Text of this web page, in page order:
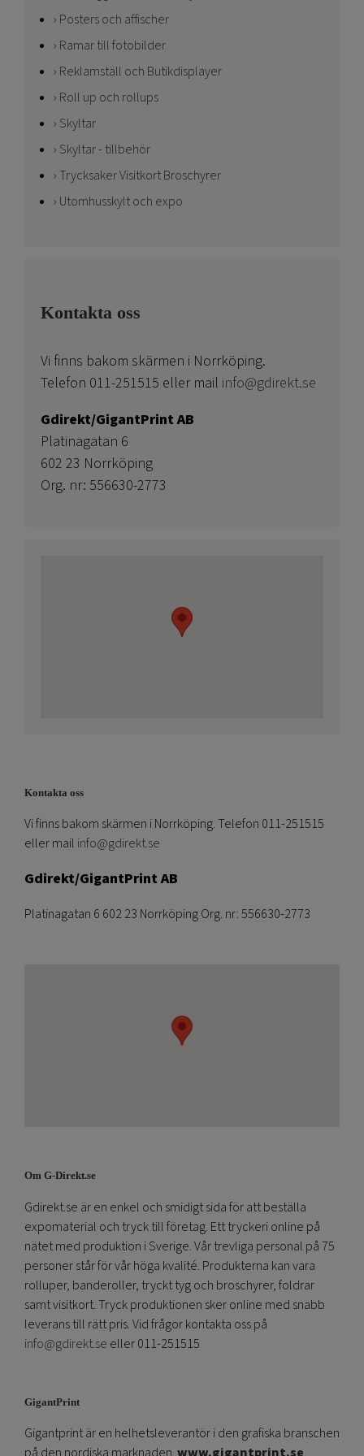
Posters och affischer
Ramar till fotobilder
Reklamställ och Butikdisplayer
Roll up och rollups
Skyltar
Skyltar - tillbehör
Trycksaker Visitkort Broschyrer
Utomhusskylt och expo
Kontakta oss
Vi finns bakom skärmen i Norrköping.
Telefon 011-251515 eller mail info@gdirekt.se
Gdirekt/GigantPrint AB
Platinagatan 6
602 23 Norrköping
Org. nr: 556630-2773
Kontakta oss
Vi finns bakom skärmen i Norrköping. Telefon 011-251515
eller mail info@gdirekt.se
Gdirekt/GigantPrint AB
Platinagatan 6 602 23 Norrköping Org. nr: 556630-2773
Om G-Direkt.se
Gdirekt.se är en enkel och smidigt sida för att beställa
expomaterial och tryck till företag. Ett tryckeri online på
nätet med produktion i Sverige. Vår trevliga personal på 75
personer står för vår höga kvalité. Produkterna kan vara
rolluper, banderoller, tryckt tyg och broschyrer, foldrar
samt visitkort. Tryck produktionen sker online med snabb
leverans till rätt pris. Vid frågor kontakta oss på
info@gdirekt.se eller 011-251515
GigantPrint
Gigantprint är en helhetsleverantör i den grafiska branschen